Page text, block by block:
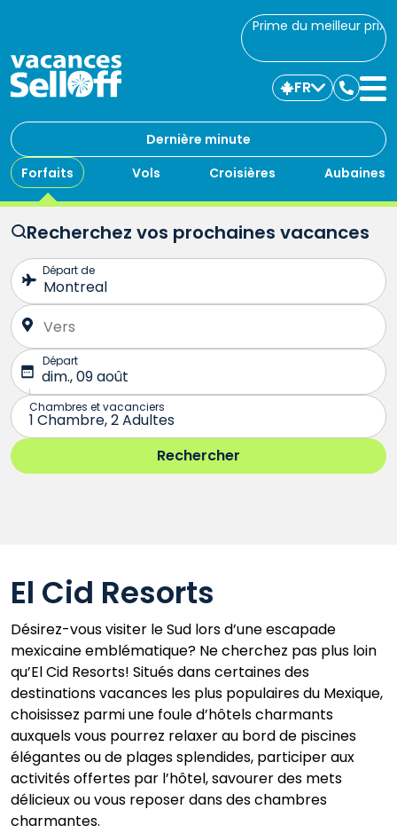
Prime du meilleur prix
Dernière minute
Forfaits
Vols Croisières Aubaines
FR
avec
Recherchez vos prochaines vacances
El Cid Resorts
Désirez-vous visiter le Sud lors d’une escapade
mexicaine emblématique? Ne cherchez pas plus loin
qu’El Cid Resorts! Situés dans certaines des
destinations vacances les plus populaires du Mexique,
choisissez parmi une foule d’hôtels charmants
auxquels vous pourrez relaxer au bord de piscines
élégantes ou de plages splendides, participer aux
activités offertes par l’hôtel, savourer des mets
délicieux ou vous reposer dans des chambres
charmantes.